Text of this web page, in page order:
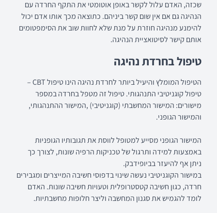
שכזה, האדם עלול לקשר באופן אוטומטי את התקף החרדה עם
הנהיגה גם אם אין שום קשר ביניהם. כתוצאה מכך אותו אדם יכול
להימנע מנהיגה חוזרת על מנת שלא לחוות שוב את הסימפטומים
אותם קישר לסיטואציית הנהיגה.
טיפול בחרדת נהיגה
הטיפול המומלץ והיעיל ביותר לחרדת נהיגה הינו טיפול CBT –
טיפול קוגניטיבי התנהגותי. טיפול זה מטפל בחרדה במספר
מישורים: המישור המחשבתי (קוגניטיבי) ,המישור ההתנהגותי,
והמישור הגופני.
המישור הגופני מסייע למטופל לווסת את תגובותיו הגופניות
באמצעות למידה ותרגול של טכניקות הרפיה שונות, לצורך כך
ניתן אף להיעזר בביופידבק.
במישור הקוגניטיבי נעשה שינוי בדפוסי חשיבה המייצרים ומגבירים
חרדה, כגון חשיבה קטסטרופלית וטעויות חשיבה שונות. האדם
לומד להגמיש את סגנון המחשבה וליצר חלופות מחשבתיות.